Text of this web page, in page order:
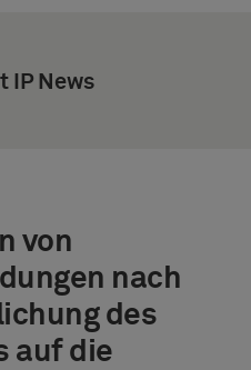
IP News
von
nach
des
auf die